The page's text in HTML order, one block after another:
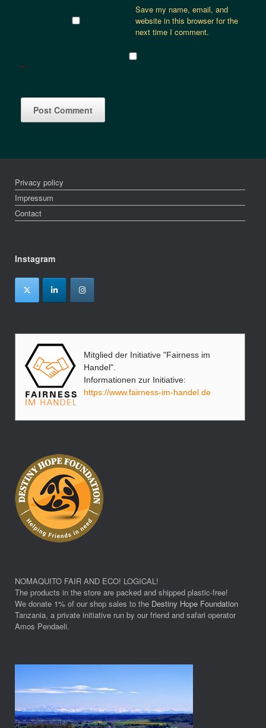
Save my name, email, and
website in this browser for the
next time I comment.
*
Privacy policy
Impressum
Contact
Instagram
Mitglied der Initiative "Fairness im
Handel".
Informationen zur Initiative:
https://www.fairness-im-handel.de
NOMAQUITO FAIR AND ECO! LOGICAL!
The products in the store are packed and shipped plastic-free!
We donate 1% of our shop sales to the Destiny Hope Foundation
Tanzania, a private initiative run by our friend and safari operator
Amos Pendaeli.